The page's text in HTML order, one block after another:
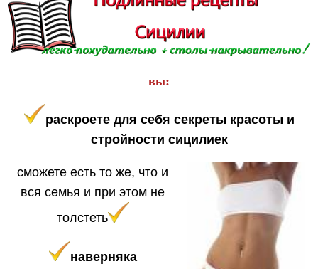
вы:
раскроете для себя секреты красоты и
стройности сицилиек
сможете есть то же, что и
вся семья и при этом не
толстеть
наверняка